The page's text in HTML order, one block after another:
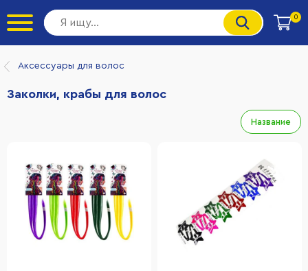
0
Аксессуары для волос
Заколки, крабы для волос
Название